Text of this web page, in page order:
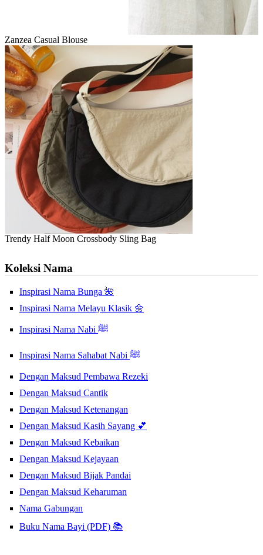
Zanzea Casual Blouse
Trendy Half Moon Crossbody Sling Bag
Koleksi Nama
Inspirasi Nama Bunga 🌺
Inspirasi Nama Melayu Klasik 🌼
Inspirasi Nama Nabi ﷺ
Inspirasi Nama Sahabat Nabi ﷺ
Dengan Maksud Pembawa Rezeki
Dengan Maksud Cantik
Dengan Maksud Ketenangan
Dengan Maksud Kasih Sayang 💕
Dengan Maksud Kebaikan
Dengan Maksud Kejayaan
Dengan Maksud Bijak Pandai
Dengan Maksud Keharuman
Nama Gabungan
Buku Nama Bayi (PDF) 📚